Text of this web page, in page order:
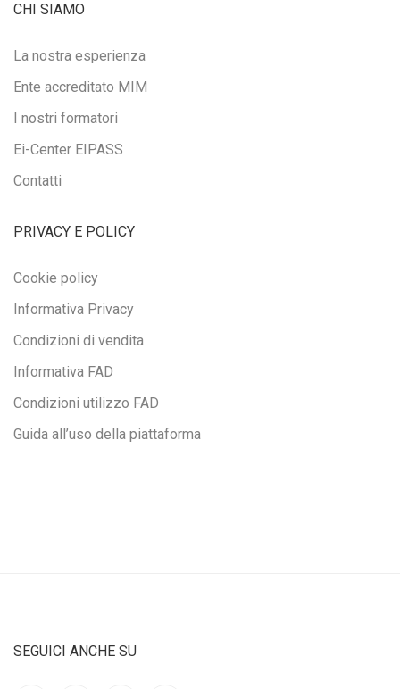
CHI SIAMO
La nostra esperienza
Ente accreditato MIM
I nostri formatori
Ei-Center EIPASS
Contatti
PRIVACY E POLICY
Cookie policy
Informativa Privacy
Condizioni di vendita
Informativa FAD
Condizioni utilizzo FAD
Guida all’uso della piattaforma
SEGUICI ANCHE SU